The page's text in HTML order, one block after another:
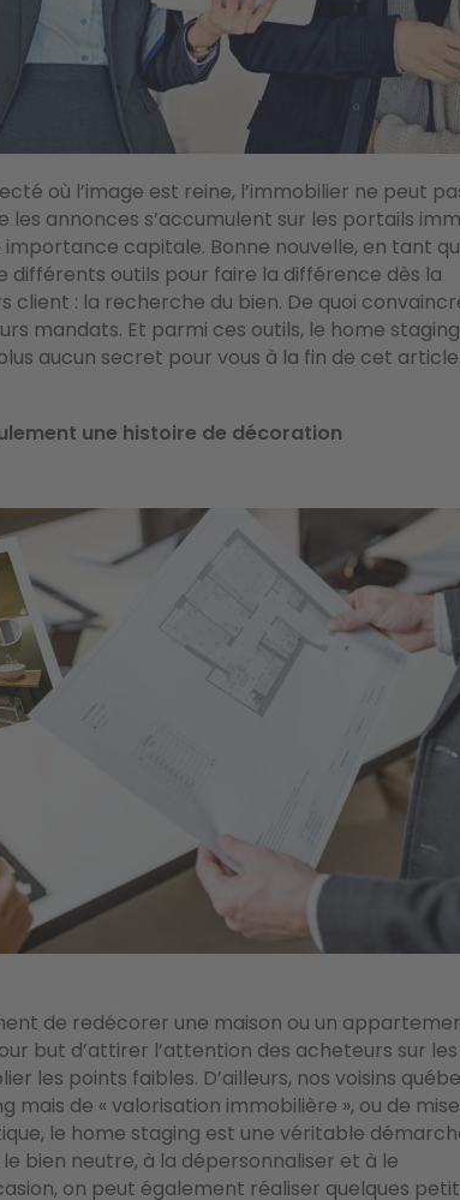
où l’image est reine, l’immobilier ne peut
les annonces s’accumulent sur les portails
capitale. Bonne nouvelle, en tant
différents outils pour faire la différence dès la
client : la recherche du bien. De quoi
mandats. Et parmi ces outils, le home
aucun secret pour vous à la fin de cet article.
une histoire de décoration
de redécorer une maison ou un
but d’attirer l’attention des acheteurs sur
les points faibles. D’ailleurs, nos voisins
mais de « valorisation immobilière », ou de
le home staging est une véritable
bien neutre, à la dépersonnaliser et à le
on peut également réaliser quelques